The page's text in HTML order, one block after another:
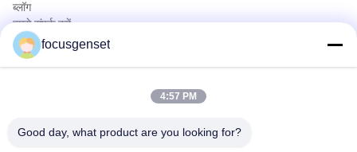
ब्लॉग
हमसे संपर्क करें
उत्पादों
कमिंस डीजल जनरेटर सेट
औद्योगिक डीजल जीनेट
focusgenset
4:57 PM
Good day, what product are you looking for?